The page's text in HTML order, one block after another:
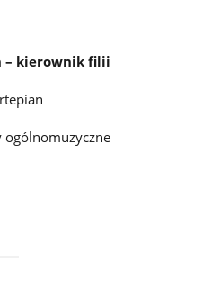
– kierownik filii
ogólnomuzyczne